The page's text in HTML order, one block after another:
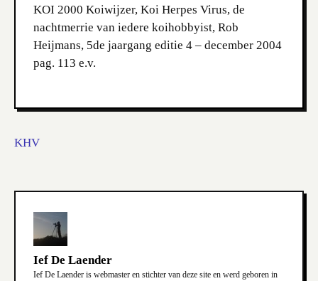
KOI 2000 Koiwijzer, Koi Herpes Virus, de
nachtmerrie van iedere koihobbyist, Rob
Heijmans, 5de jaargang editie 4 – december 2004
pag. 113 e.v.
KHV
Ief De Laender
Ief De Laender is webmaster en stichter van deze site en werd geboren in